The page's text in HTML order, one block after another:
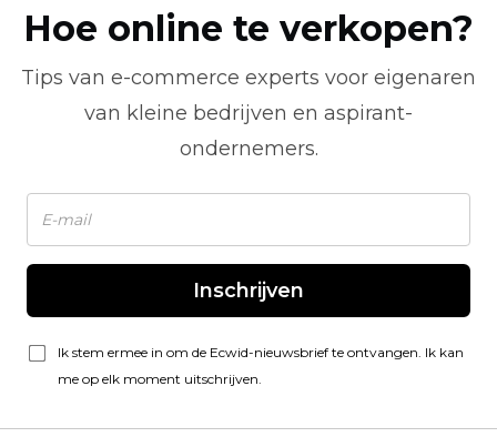
Hoe online te verkopen?
Tips van e-commerce experts voor eigenaren
van kleine bedrijven en aspirant-
ondernemers.
Inschrijven
Ik stem ermee in om de Ecwid-nieuwsbrief te ontvangen. Ik kan
me op elk moment uitschrijven.